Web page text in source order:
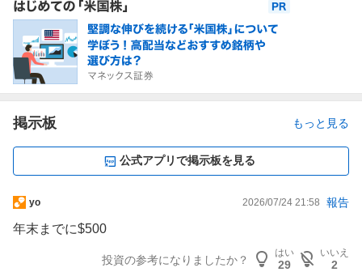
掲示板 もっと見る
公式アプリで掲示板を見る
掲
示
板
yo 2026/07/24 21:58 報告
年末までに$500
投資の参考になりましたか？
はい
29
いいえ
2